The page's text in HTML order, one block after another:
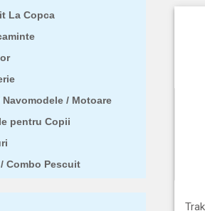
La Copca
Navomodele / Motoare
pentru Copii
Combo Pescuit